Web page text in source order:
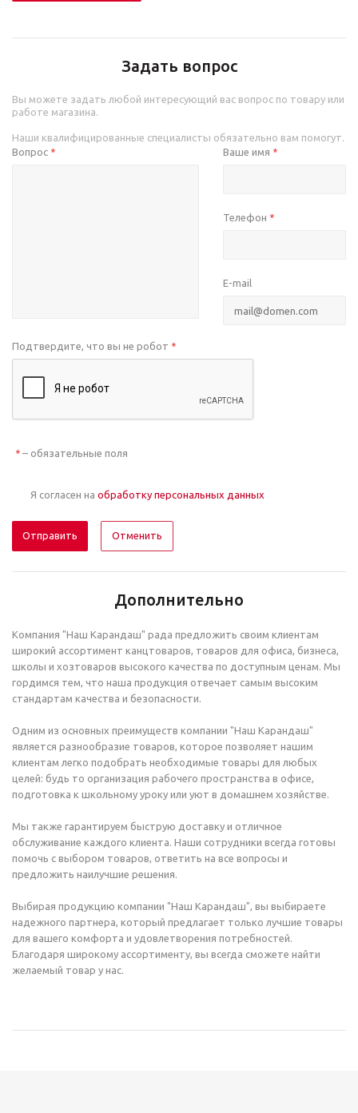
Задать вопрос
Вы можете задать любой интересующий вас вопрос по товару или
работе магазина.
Наши квалифицированные специалисты обязательно вам помогут.
Вопрос * Ваше имя *
Телефон *
E-mail
Подтвердите, что вы не робот *
* – обязательные поля
Я согласен на обработку персональных данных
Отменить
Дополнительно
Компания "Наш Карандаш" рада предложить своим клиентам
широкий ассортимент канцтоваров, товаров для офиса, бизнеса,
школы и хозтоваров высокого качества по доступным ценам. Мы
гордимся тем, что наша продукция отвечает самым высоким
стандартам качества и безопасности.
Одним из основных преимуществ компании "Наш Карандаш"
является разнообразие товаров, которое позволяет нашим
клиентам легко подобрать необходимые товары для любых
целей: будь то организация рабочего пространства в офисе,
подготовка к школьному уроку или уют в домашнем хозяйстве.
Мы также гарантируем быструю доставку и отличное
обслуживание каждого клиента. Наши сотрудники всегда готовы
помочь с выбором товаров, ответить на все вопросы и
предложить наилучшие решения.
Выбирая продукцию компании "Наш Карандаш", вы выбираете
надежного партнера, который предлагает только лучшие товары
для вашего комфорта и удовлетворения потребностей.
Благодаря широкому ассортименту, вы всегда сможете найти
желаемый товар у нас.